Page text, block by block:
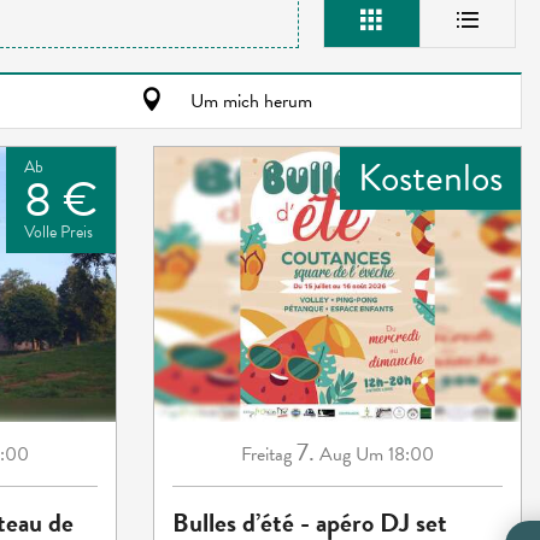
Um mich herum
Ab
8 €
Volle Preis
de
Kostenlos
Freitag7. Aug Um 18:00
Bulles d’été - apéro DJ set